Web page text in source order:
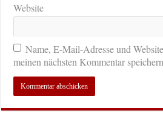
Website
Name, E-Mail-Adresse und
meinen nächsten Kommentar